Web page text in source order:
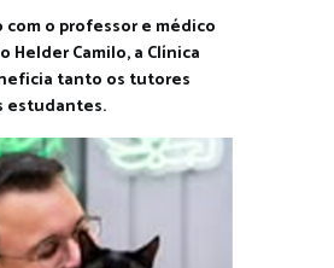
com o professor e médico
Helder Camilo, a Clínica
tanto os tutores
estudantes.